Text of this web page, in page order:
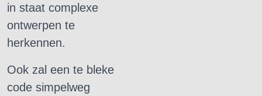
in staat complexe
ontwerpen te
herkennen.
Ook zal een te bleke
code simpelweg